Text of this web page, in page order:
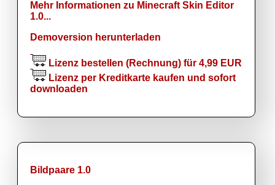
Mehr Informationen zu Minecraft Skin Editor
1.0...
Demoversion herunterladen
Lizenz bestellen (Rechnung) für 4,99 EUR
Lizenz per Kreditkarte kaufen und sofort
downloaden
Bildpaare 1.0